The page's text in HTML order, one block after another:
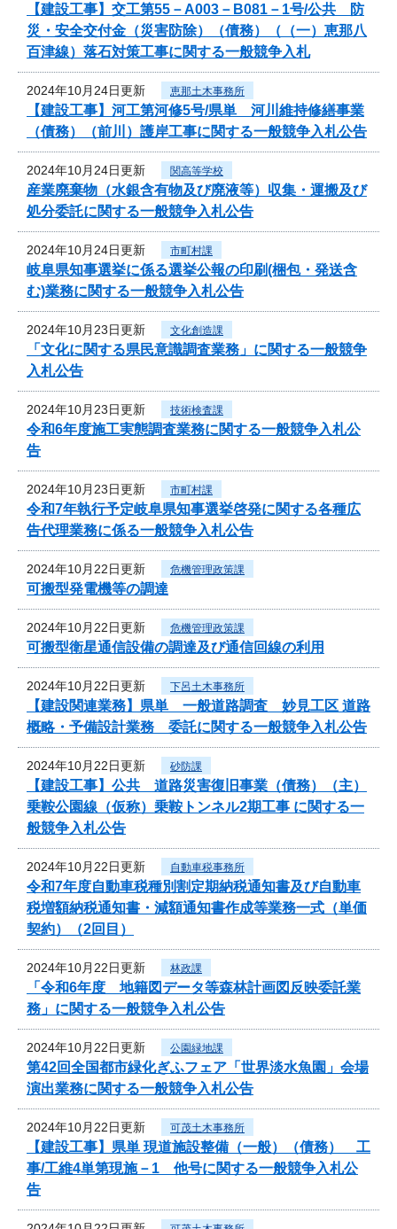
【建設工事】交工第55－A003－B081－1号/公共 防
災・安全交付金（災害防除）（債務）（（一）恵那八
百津線）落石対策工事に関する一般競争入札
2024年10月24日更新 恵那土木事務所
【建設工事】河工第河修5号/県単 河川維持修繕事業
（債務）（前川）護岸工事に関する一般競争入札公告
2024年10月24日更新 関高等学校
産業廃棄物（水銀含有物及び廃液等）収集・運搬及び
処分委託に関する一般競争入札公告
2024年10月24日更新 市町村課
岐阜県知事選挙に係る選挙公報の印刷(梱包・発送含
む)業務に関する一般競争入札公告
2024年10月23日更新 文化創造課
「文化に関する県民意識調査業務」に関する一般競争
入札公告
2024年10月23日更新 技術検査課
令和6年度施工実態調査業務に関する一般競争入札公
告
2024年10月23日更新 市町村課
令和7年執行予定岐阜県知事選挙啓発に関する各種広
告代理業務に係る一般競争入札公告
2024年10月22日更新 危機管理政策課
可搬型発電機等の調達
2024年10月22日更新 危機管理政策課
可搬型衛星通信設備の調達及び通信回線の利用
2024年10月22日更新 下呂土木事務所
【建設関連業務】県単 一般道路調査 妙見工区 道路
概略・予備設計業務 委託に関する一般競争入札公告
2024年10月22日更新 砂防課
【建設工事】公共 道路災害復旧事業（債務）（主）
乗鞍公園線（仮称）乗鞍トンネル2期工事 に関する一
般競争入札公告
2024年10月22日更新 自動車税事務所
令和7年度自動車税種別割定期納税通知書及び自動車
税増額納税通知書・減額通知書作成等業務一式（単価
契約）（2回目）
2024年10月22日更新 林政課
「令和6年度 地籍図データ等森林計画図反映委託業
務」に関する一般競争入札公告
2024年10月22日更新 公園緑地課
第42回全国都市緑化ぎふフェア「世界淡水魚園」会場
演出業務に関する一般競争入札公告
2024年10月22日更新 可茂土木事務所
【建設工事】県単 現道施設整備（一般）（債務） 工
事/工維4単第現施－1 他号に関する一般競争入札公
告